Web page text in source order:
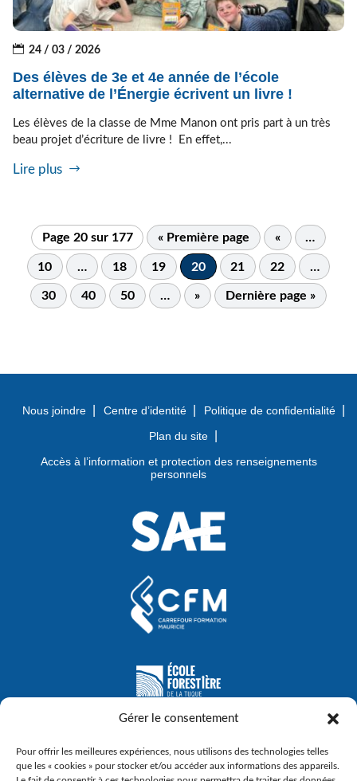
Gérer le consentement
Pour offrir les meilleures expériences, nous utilisons des technologies telles
que les « cookies » pour stocker et/ou accéder aux informations des appareils.
24 / 03 / 2026
Des élèves de 3e et 4e année de l’école
alternative de l’Énergie écrivent un livre !
Les élèves de la classe de Mme Manon ont pris part à un très
beau projet d’écriture de livre ! En effet,...
Lire plus
Page 20 sur 177 « Première page « …
10 … 18 19 20 21 22 …
30 40 50 … » Dernière page »
Nous joindre Centre d’identité
Politique de confidentialité
Plan du site
Accès à l’information et protection des renseignements
personnels